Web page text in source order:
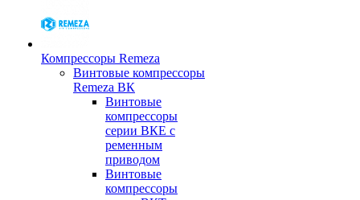
Компрессоры Remeza
Винтовые компрессоры
Remeza ВК
Винтовые
компрессоры
серии ВКЕ с
ременным
приводом
Винтовые
компрессоры